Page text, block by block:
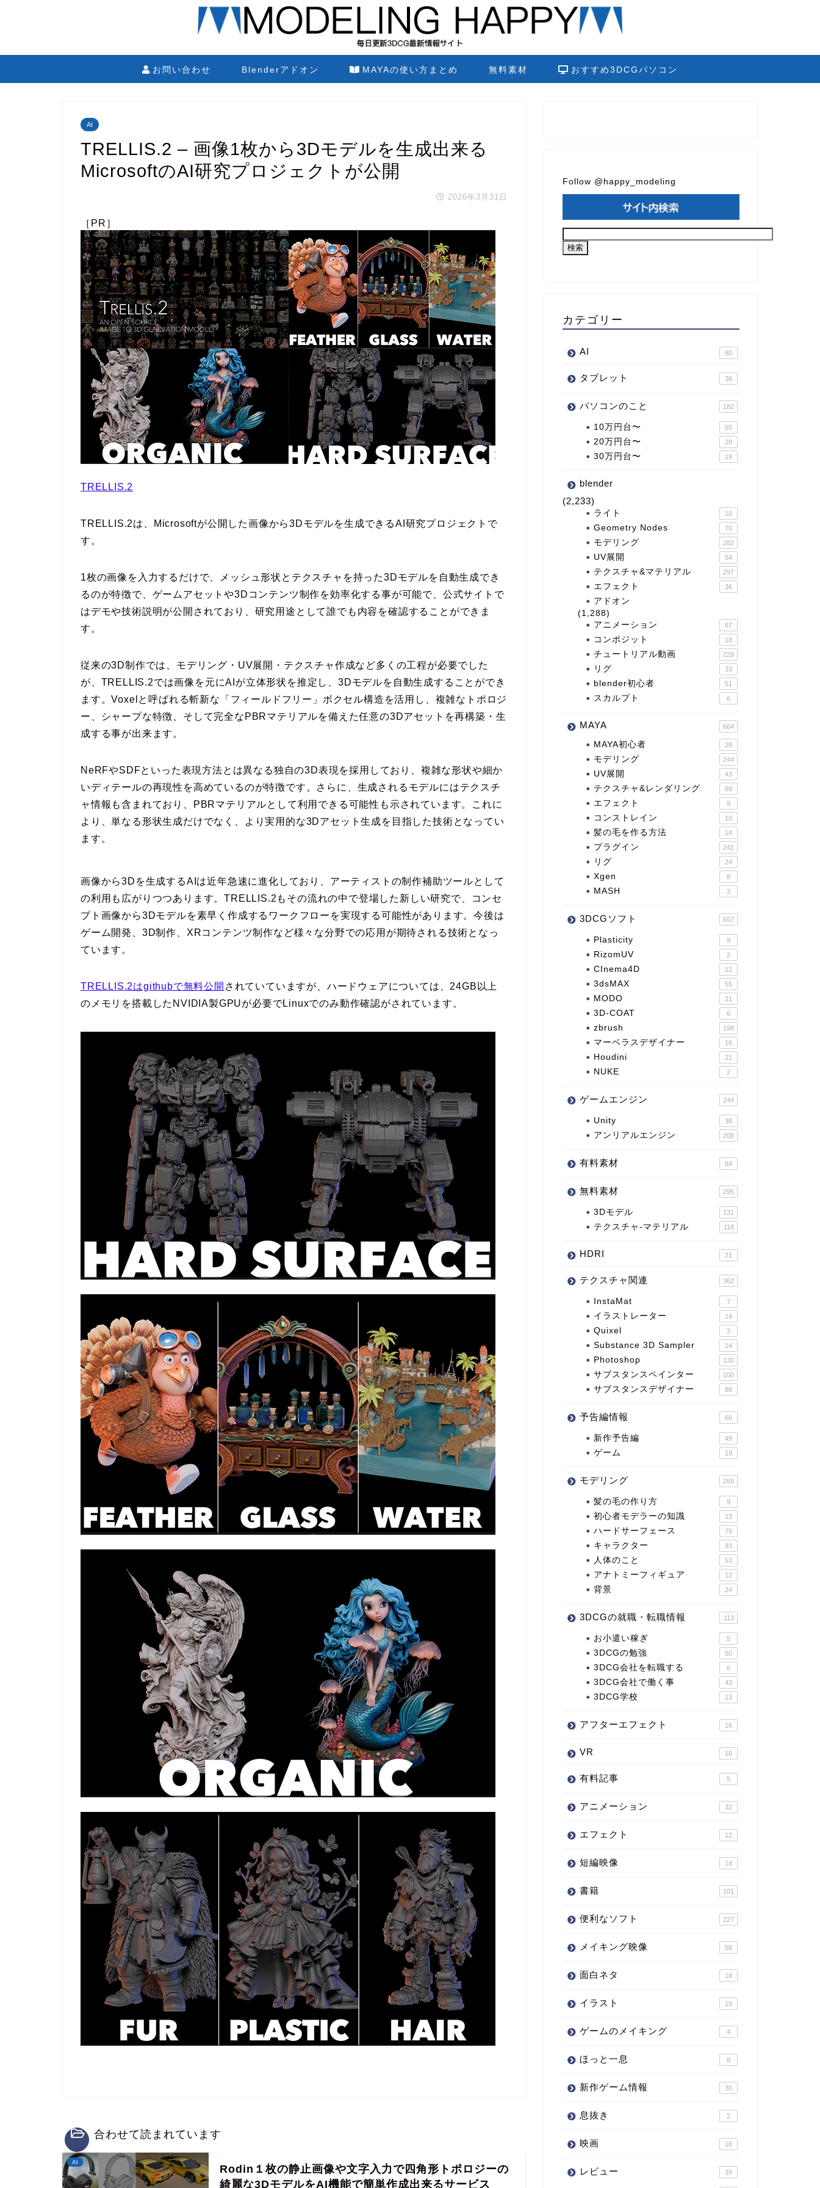
お問い合わせ Blenderアドオン MAYAの使い方まとめ 無料素材 おすすめ3DCGパソコン
AI
TRELLIS.2 – 画像1枚から3Dモデルを生成出来る
MicrosoftのAI研究プロジェクトが公開
2026年3月31日
［PR］
TRELLIS.2
TRELLIS.2は、Microsoftが公開した画像から3Dモデルを生成できるAI研究プロジェクトで
す。
1枚の画像を入力するだけで、メッシュ形状とテクスチャを持った3Dモデルを自動生成でき
るのが特徴で、ゲームアセットや3Dコンテンツ制作を効率化する事が可能で、公式サイトで
はデモや技術説明が公開されており、研究用途として誰でも内容を確認することができま
す。
従来の3D制作では、モデリング・UV展開・テクスチャ作成など多くの工程が必要でした
が、TRELLIS.2では画像を元にAIが立体形状を推定し、3Dモデルを自動生成することができ
ます。Voxelと呼ばれる斬新な「フィールドフリー」ボクセル構造を活用し、複雑なトポロジ
ー、シャープな特徴、そして完全なPBRマテリアルを備えた任意の3Dアセットを再構築・生
成する事が出来ます。
NeRFやSDFといった表現方法とは異なる独自の3D表現を採用しており、複雑な形状や細か
いディテールの再現性を高めているのが特徴です。さらに、生成されるモデルにはテクスチ
ャ情報も含まれており、PBRマテリアルとして利用できる可能性も示されています。これに
より、単なる形状生成だけでなく、より実用的な3Dアセット生成を目指した技術となってい
ます。
画像から3Dを生成するAIは近年急速に進化しており、アーティストの制作補助ツールとして
の利用も広がりつつあります。TRELLIS.2もその流れの中で登場した新しい研究で、コンセ
プト画像から3Dモデルを素早く作成するワークフローを実現する可能性があります。今後は
ゲーム開発、3D制作、XRコンテンツ制作など様々な分野での応用が期待される技術となっ
ています。
TRELLIS.2はgithubで無料公開 されていていますが、ハードウェアについては、24GB以上
のメモリを搭載したNVIDIA製GPUが必要でLinuxでのみ動作確認がされています。
合わせて読まれています
AI
Rodin１枚の静止画像や文字入力で四角形トポロジーの
綺麗な3DモデルをAI機能で簡単作成出来るサービス
Follow @happy_modeling
カテゴリー
AI 80
タブレット 36
パソコンのこと 182
10万円台〜 65
20万円台〜 28
30万円台〜 19
blender
(2,233)
ライト 10
Geometry Nodes 70
モデリング 282
UV展開 54
テクスチャ&マテリアル 297
エフェクト 36
アドオン
(1,288)
アニメーション
67
コンポジット 18
チュートリアル動画 229
リグ 33
blender初心者 51
スカルプト 6
MAYA 664
MAYA初心者 28
モデリング 244
UV展開 43
テクスチャ&レンダリング 69
エフェクト 9
コンストレイン 10
髪の毛を作る方法 14
プラグイン 241
リグ 24
Xgen 8
MASH 3
3DCGソフト 657
Plasticity 9
RizomUV 2
CInema4D 12
3dsMAX 55
MODO 21
3D-COAT 6
zbrush 198
マーベラスデザイナー 16
Houdini 21
NUKE 2
ゲームエンジン 244
Unity 38
アンリアルエンジン 208
有料素材 84
無料素材 295
3Dモデル 131
テクスチャ-マテリアル 118
HDRI 21
テクスチャ関連 362
InstaMat 7
イラストレーター 14
Quixel 3
Substance 3D Sampler 14
Photoshop 130
サブスタンスペインター 100
サブスタンスデザイナー 88
予告編情報 66
新作予告編 49
ゲーム 19
モデリング 269
髪の毛の作り方 9
初心者モデラーの知識 13
ハードサーフェース 79
キャラクター 93
人体のこと 53
アナトミーフィギュア 12
背景 24
3DCGの就職・転職情報 113
お小遣い稼ぎ 5
3DCGの勉強 50
3DCG会社を転職する 6
3DCG会社で働く事 43
3DCG学校 13
アフターエフェクト 16
VR 16
有料記事 5
アニメーション 32
エフェクト 12
短編映像 14
書籍 101
便利なソフト 227
メイキング映像 58
面白ネタ 18
イラスト 19
ゲームのメイキング 4
ほっと一息 8
新作ゲーム情報 30
息抜き 2
映画 18
レビュー 39